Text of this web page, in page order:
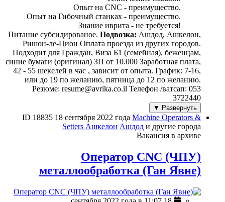
Опыт на CNC - преимущество.
Опыт на Гибочный станках - преимущество.
Знание иврита - не требуется!
Питание субсидированое. Подвозка: Ашдод, Ашкелон,
Ришон-ле-Цион Оплата проезда из других городов.
Подходит для Граждан, Виза Б1 (семейная), беженцам,
синие бумаги (оригинал) ЗП от 10.000 Заработная плата,
42 - 55 шекелей в час , зависит от опыта. График: 7-16,
или до 19 по желанию, пятница до 12 по желанию.
Резюме: resume@avrika.co.il Телефон /ватсап: 053
3722440
Развернуть ▼
ID 18835 18 сентября 2022 года Machine Operators &
Setters Ашкелон Ашдод и другие города
Вакансия в архиве
Оператор CNC (ЧПУ)
металлообработка (Ган Явне)